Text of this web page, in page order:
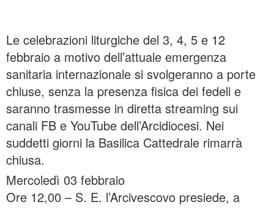
Le celebrazioni liturgiche del 3, 4, 5 e 12
febbraio a motivo dell’attuale emergenza
sanitaria internazionale si svolgeranno a porte
chiuse, senza la presenza fisica dei fedeli e
saranno trasmesse in diretta streaming sui
canali FB e YouTube dell’Arcidiocesi. Nei
suddetti giorni la Basilica Cattedrale rimarrà
chiusa.
Mercoledì 03 febbraio
Ore 12,00 – S. E. l’Arcivescovo presiede, a